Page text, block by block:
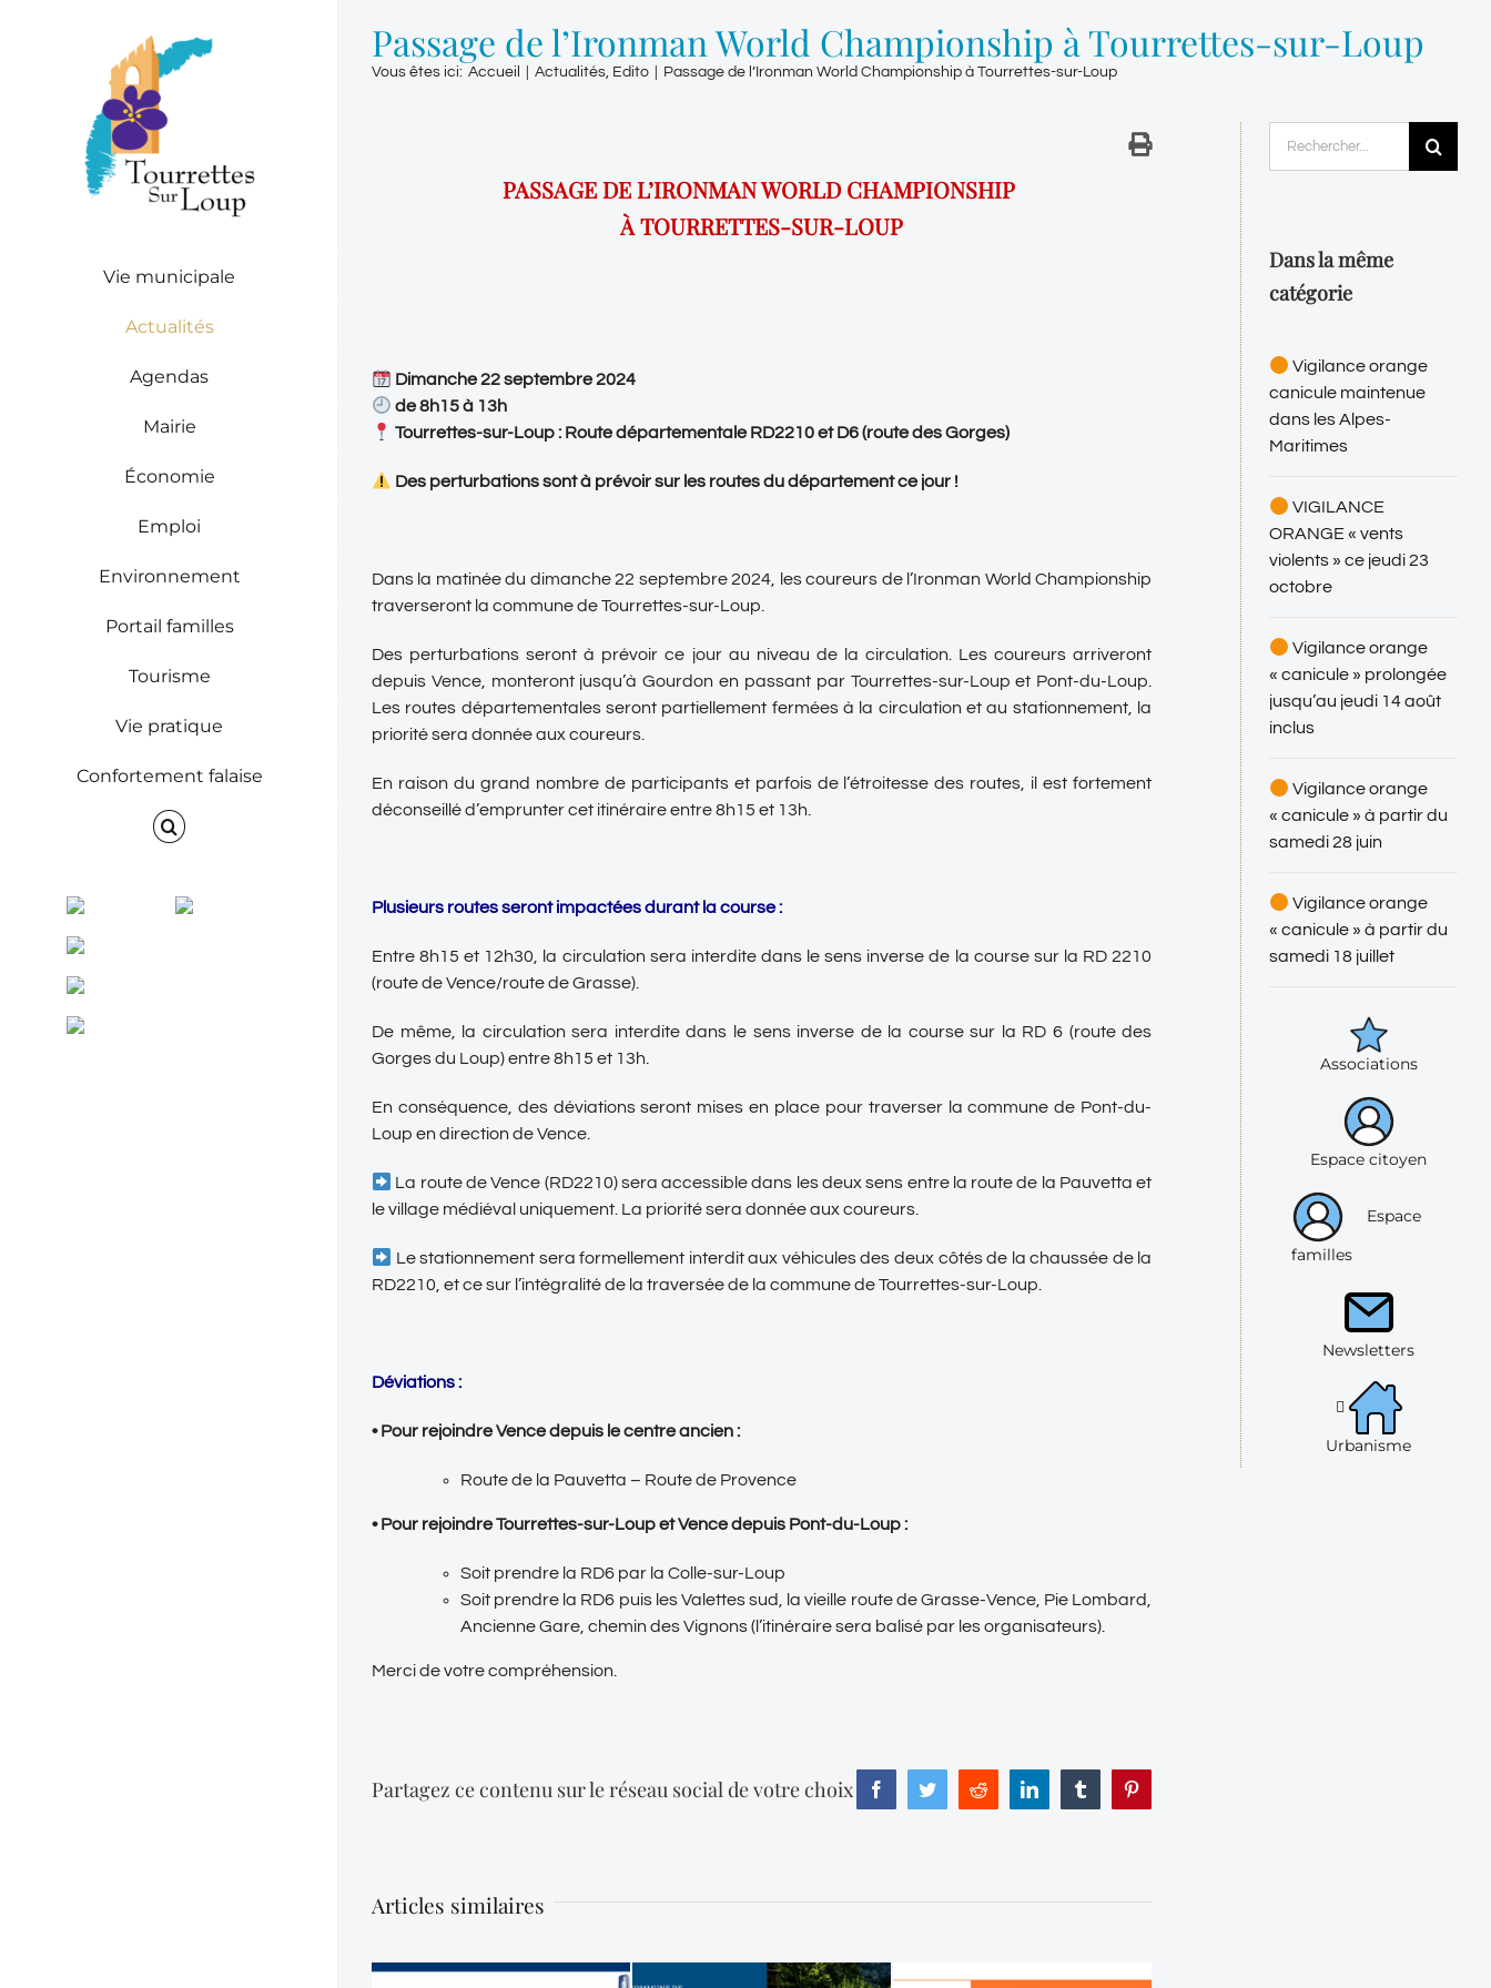
Vie municipale
Actualités
Agendas
Mairie
Économie
Emploi
Environnement
Portail familles
Tourisme
Vie pratique
Confortement falaise
Facebook Instagram
ENVINET
RRS
RSS
Passage de l’Ironman World Championship à Tourrettes-sur-Loup
Vous êtes ici: Accueil Actualités, Edito Passage de l’Ironman World Championship à Tourrettes-sur-Loup
PASSAGE DE L’IRONMAN WORLD CHAMPIONSHIP
À TOURRETTES-SUR-LOUP
Dimanche 22 septembre 2024
de 8h15 à 13h
Tourrettes-sur-Loup : Route départementale RD2210 et D6 (route des Gorges)
Des perturbations sont à prévoir sur les routes du département ce jour !
Dans la matinée du dimanche 22 septembre 2024, les coureurs de l’Ironman World Championship
traverseront la commune de Tourrettes-sur-Loup.
Des perturbations seront à prévoir ce jour au niveau de la circulation. Les coureurs arriveront
depuis Vence, monteront jusqu’à Gourdon en passant par Tourrettes-sur-Loup et Pont-du-Loup.
Les routes départementales seront partiellement fermées à la circulation et au stationnement, la
priorité sera donnée aux coureurs.
En raison du grand nombre de participants et parfois de l’étroitesse des routes, il est fortement
déconseillé d’emprunter cet itinéraire entre 8h15 et 13h.
Plusieurs routes seront impactées durant la course :
Entre 8h15 et 12h30, la circulation sera interdite dans le sens inverse de la course sur la RD 2210
(route de Vence/route de Grasse).
De même, la circulation sera interdite dans le sens inverse de la course sur la RD 6 (route des
Gorges du Loup) entre 8h15 et 13h.
En conséquence, des déviations seront mises en place pour traverser la commune de Pont-du-
Loup en direction de Vence.
La route de Vence (RD2210) sera accessible dans les deux sens entre la route de la Pauvetta et
le village médiéval uniquement. La priorité sera donnée aux coureurs.
Le stationnement sera formellement interdit aux véhicules des deux côtés de la chaussée de la
RD2210, et ce sur l’intégralité de la traversée de la commune de Tourrettes-sur-Loup.
Déviations :
• Pour rejoindre Vence depuis le centre ancien :
Route de la Pauvetta – Route de Provence
• Pour rejoindre Tourrettes-sur-Loup et Vence depuis Pont-du-Loup :
Soit prendre la RD6 par la Colle-sur-Loup
Soit prendre la RD6 puis les Valettes sud, la vieille route de Grasse-Vence, Pie Lombard,
Ancienne Gare, chemin des Vignons (l’itinéraire sera balisé par les organisateurs).
Merci de votre compréhension.
Partagez ce contenu sur le réseau social de votre choix FacebookTwitterReddit LinkedIn Tumblr
Articles similaires
Dans la même
catégorie
Vigilance orange
canicule maintenue
dans les Alpes-
Maritimes
VIGILANCE
ORANGE « vents
violents » ce jeudi 23
octobre
Vigilance orange
« canicule » prolongée
jusqu’au jeudi 14 août
inclus
Vigilance orange
« canicule » à partir du
samedi 28 juin
Vigilance orange
« canicule » à partir du
samedi 18 juillet
Associations
Espace citoyen
Espace
familles
Newsletters
Urbanisme